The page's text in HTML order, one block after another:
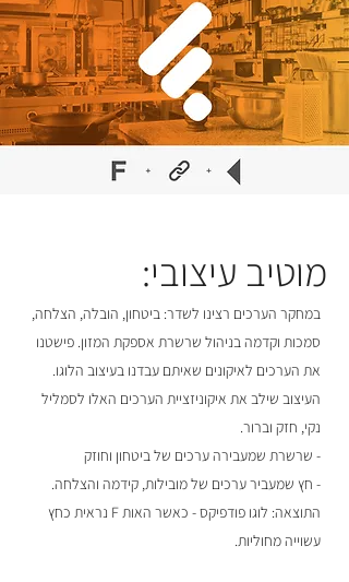
מוטיב עיצובי:
במחקר הערכים רצינו לשדר: ביטחון, הובלה, הצלחה,
סמכות וקדמה בניהול שרשרת אספקת המזון. פישטנו
את הערכים לאיקונים שאיתם עבדנו בעיצוב הלוגו.
העיצוב שילב את איקוניזציית הערכים האלו לסמליל
נקי, חזק וברור.
- שרשרת שמעבירה ערכים של ביטחון וחוזק
- חץ שמעביר ערכים של מובילות, קידמה והצלחה.
התוצאה: לוגו פודפיקס - כאשר האות F נראית כחץ
עשוייה מחוליות.